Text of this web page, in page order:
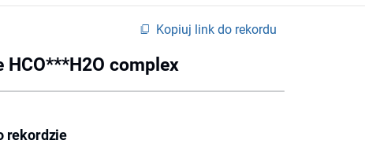
Kopiuj link do rekordu
complex
rekordzie